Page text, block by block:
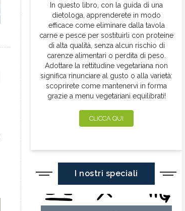
In questo libro, con la guida di una
dietologa, apprenderete in modo
efficace come eliminare dalla tavola
carne e pesce per sostituirli con proteine
di alta qualità, senza alcun rischio di
carenze alimentari o perdita di peso.
Adottare la rettitudine vegetariana non
significa rinunciare al gusto o alla varietà:
scoprirete come mantenervi in forma
grazie a menu vegetariani equilibrati!
CLICCA QUI
I nostri speciali